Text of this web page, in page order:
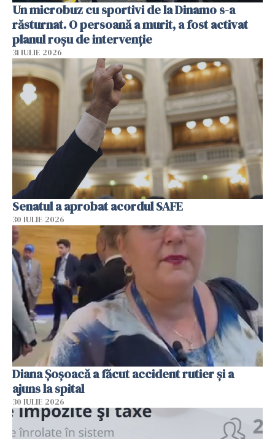
Un microbuz cu sportivi de la Dinamo s-a
răsturnat. O persoană a murit, a fost activat
planul roșu de intervenție
31 IULIE 2026
Senatul a aprobat acordul SAFE
30 IULIE 2026
Diana Șoșoacă a făcut accident rutier și a
ajuns la spital
30 IULIE 2026